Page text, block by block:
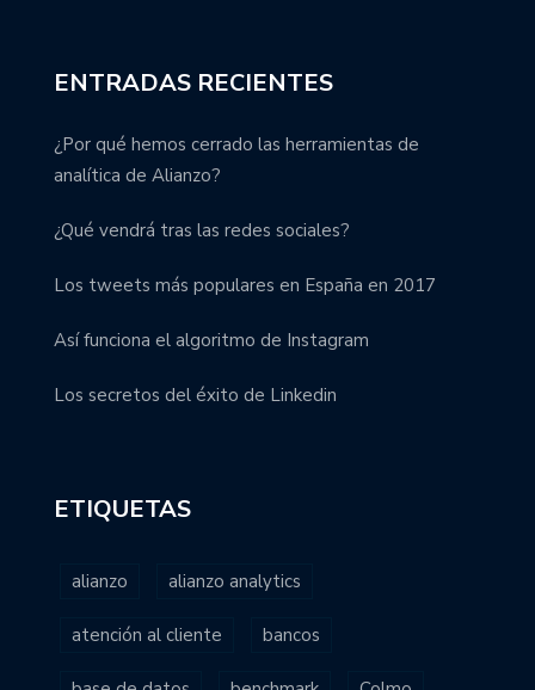
ENTRADAS RECIENTES
¿Por qué hemos cerrado las herramientas de
analítica de Alianzo?
¿Qué vendrá tras las redes sociales?
Los tweets más populares en España en 2017
Así funciona el algoritmo de Instagram
Los secretos del éxito de Linkedin
ETIQUETAS
alianzo alianzo analytics
atención al cliente bancos